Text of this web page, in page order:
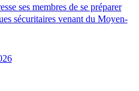
ses membres de se préparer
sécuritaires venant du Moyen-